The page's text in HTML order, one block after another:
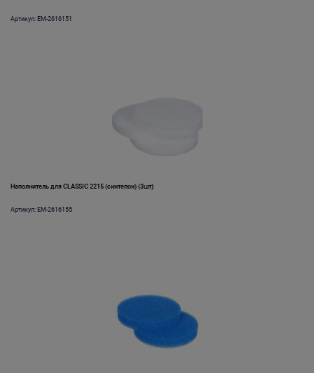
Артикул: EM-2616151
Наполнитель для CLASSIC 2215 (синтепон) (3шт)
Артикул: EM-2616155